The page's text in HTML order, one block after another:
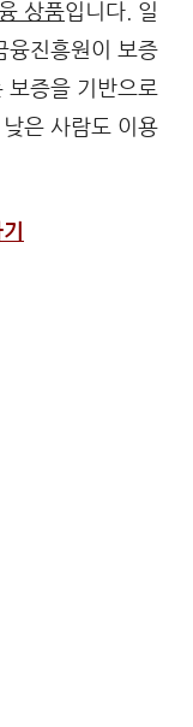
상품입니다. 일
융진흥원이 보증
보증을 기반으로
은 사람도 이용